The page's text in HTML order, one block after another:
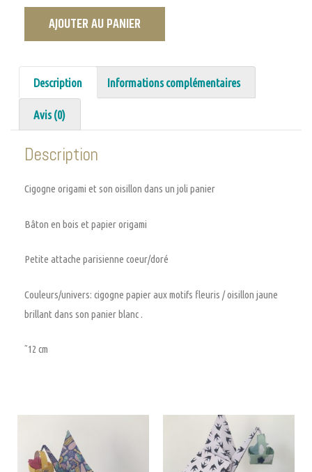
AJOUTER AU PANIER
Description Informations complémentaires
Avis (0)
Description
Cigogne origami et son oisillon dans un joli panier
Bâton en bois et papier origami
Petite attache parisienne coeur/doré
Couleurs/univers: cigogne papier aux motifs fleuris / oisillon jaune
brillant dans son panier blanc .
˜12 cm